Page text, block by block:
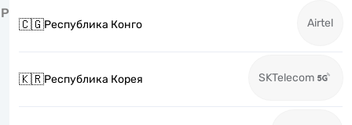
Р
🇨🇬Республика Конго Airtel
🇰🇷Республика Корея SKTelecom